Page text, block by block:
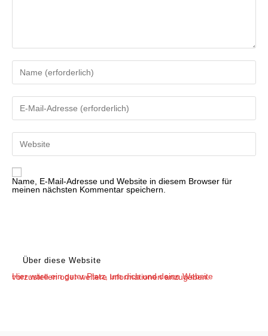
Gib
deinen
Benutzernamen
zum
Kommentieren
ein
Gib
deine
Adresse
zum
Kommentieren
ein
Gib
deine
ein
(optional)
Name, E-Mail-Adresse und Website in diesem Browser für
meinen nächsten Kommentar speichern.
Über diese Website
Hier wäre ein guter Platz, um dich und deine Website vorzustellen oder weitere Informationen anzugeben.